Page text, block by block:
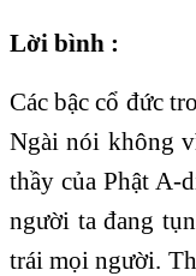
Lời bình :
Các bậc cổ đức
Ngài nói không
thầy của Phật
người ta đang
trái mọi người.